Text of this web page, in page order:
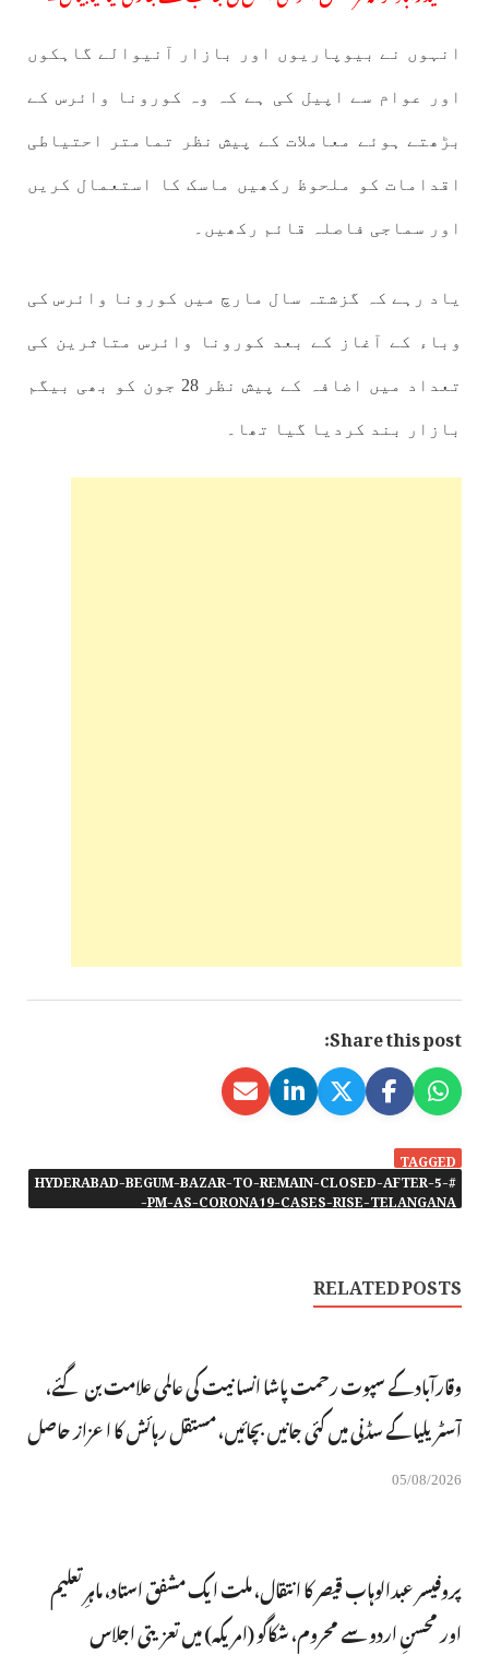
انہوں نے بیوپاریوں اور بازار آنیوالے گاہکوں
اور عوام سے اپیل کی ہے کہ وہ کورونا وائرس کے
بڑھتے ہوئے معاملات کے پیش نظر تمامتر احتیاطی
اقدامات کو ملحوظ رکھیں ماسک کا استعمال کریں
اور سماجی فاصلہ قائم رکھیں۔
یاد رہے کہ گزشتہ سال مارچ میں کورونا وائرس کی
وباء کے آغاز کے بعد کورونا وائرس متاثرین کی
تعداد میں اضافہ کے پیش نظر 28 جون کو بھی بیگم
بازار بند کردیا گیا تھا۔
Share this post:
TAGGED
#HYDERABAD-BEGUM-BAZAR-TO-REMAIN-CLOSED-AFTER-5-
PM-AS-CORONA19-CASES-RISE-TELANGANA-
RELATED POSTS
وقارآباد کے سپوت رحمت پاشا انسانیت کی عالمی علامت بن گئے،
آسٹریلیا کے سڈنی میں کئی جانیں بچائیں، مستقل رہائش کا اعزاز حاصل
05/08/2026
پروفیسر عبدالوہاب قیصر کا انتقال، ملت ایک مشفق استاد، ماہرِتعلیم
اور محسنِ اردو سے محروم، شکاگو (امریکہ) میں تعزیتی اجلاس